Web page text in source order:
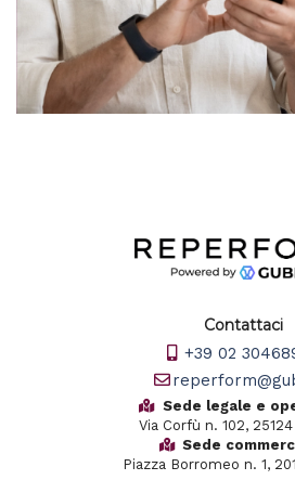
Contattaci
+39 02
Sede legale e
Via Corfù n. 102,
Sede
Piazza Borromeo n. 1,